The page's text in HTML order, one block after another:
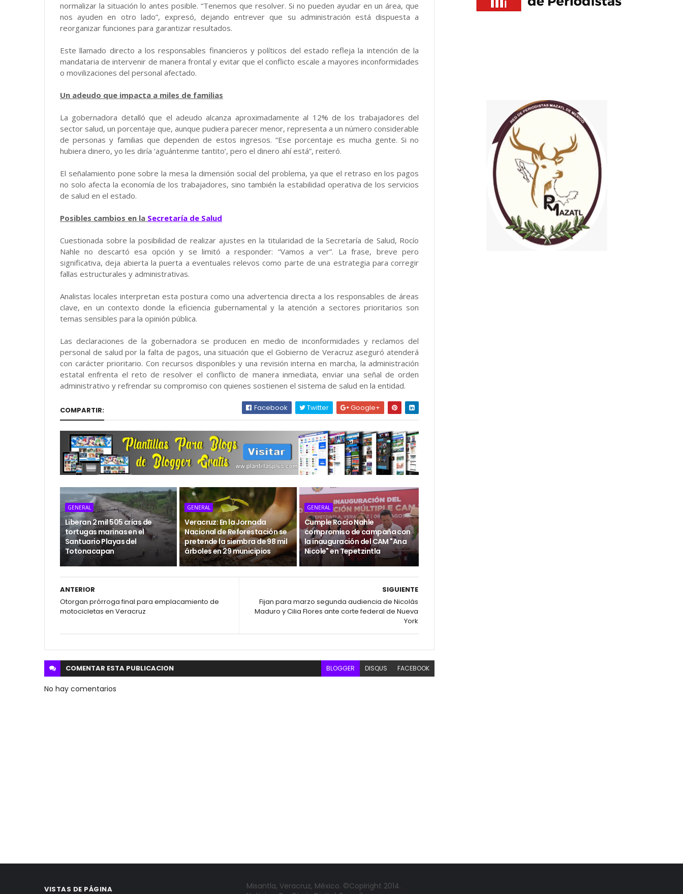
normalizar la situación lo antes posible. “Tenemos que resolver. Si no pueden ayudar en un área, que
nos ayuden en otro lado”, expresó, dejando entrever que su administración está dispuesta a
reorganizar funciones para garantizar resultados.
Este llamado directo a los responsables financieros y políticos del estado refleja la intención de la
mandataria de intervenir de manera frontal y evitar que el conflicto escale a mayores inconformidades
o movilizaciones del personal afectado.
Un adeudo que impacta a miles de familias
La gobernadora detalló que el adeudo alcanza aproximadamente al 12% de los trabajadores del
sector salud, un porcentaje que, aunque pudiera parecer menor, representa a un número considerable
de personas y familias que dependen de estos ingresos. “Ese porcentaje es mucha gente. Si no
hubiera dinero, yo les diría ‘aguántenme tantito’, pero el dinero ahí está”, reiteró.
El señalamiento pone sobre la mesa la dimensión social del problema, ya que el retraso en los pagos
no solo afecta la economía de los trabajadores, sino también la estabilidad operativa de los servicios
de salud en el estado.
Posibles cambios en la Secretaría de Salud
Cuestionada sobre la posibilidad de realizar ajustes en la titularidad de la Secretaría de Salud, Rocío
Nahle no descartó esa opción y se limitó a responder: “Vamos a ver”. La frase, breve pero
significativa, deja abierta la puerta a eventuales relevos como parte de una estrategia para corregir
fallas estructurales y administrativas.
Analistas locales interpretan esta postura como una advertencia directa a los responsables de áreas
clave, en un contexto donde la eficiencia gubernamental y la atención a sectores prioritarios son
temas sensibles para la opinión pública.
Las declaraciones de la gobernadora se producen en medio de inconformidades y reclamos del
personal de salud por la falta de pagos, una situación que el Gobierno de Veracruz aseguró atenderá
con carácter prioritario. Con recursos disponibles y una revisión interna en marcha, la administración
estatal enfrenta el reto de resolver el conflicto de manera inmediata, enviar una señal de orden
administrativo y refrendar su compromiso con quienes sostienen el sistema de salud en la entidad.
COMPARTIR: Facebook Twitter Google+
GENERAL
Liberan 2 mil 505 crías de
tortugas marinas en el
Santuario Playas del
Totonacapan
GENERAL
Veracruz: En la Jornada
Nacional de Reforestación se
pretende la siembra de 98 mil
árboles en 29 municipios
GENERAL
Cumple Rocío Nahle
compromiso de campaña con
la inauguración del CAM "Ana
Nicole" en Tepetzintla
SIGUIENTE
Fijan para marzo segunda audiencia de Nicolás
Maduro y Cilia Flores ante corte federal de Nueva
York
ANTERIOR
Otorgan prórroga final para emplacamiento de
motocicletas en Veracruz
COMENTAR ESTA PUBLICACION BLOGGER DISQUS FACEBOOK
No hay comentarios
VISTAS DE PÁGINA
Misantla, Veracruz, México. ©Copiright 2014.